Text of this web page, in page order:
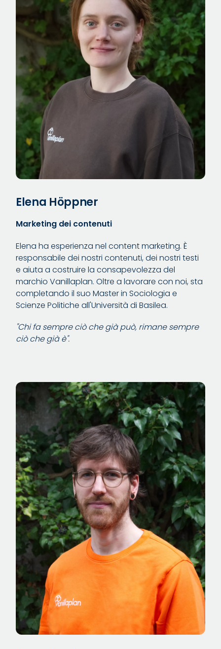
Elena Höppner
Marketing dei contenuti
Elena ha esperienza nel content marketing. È
responsabile dei nostri contenuti, dei nostri testi
e aiuta a costruire la consapevolezza del
marchio Vanillaplan. Oltre a lavorare con noi, sta
completando il suo Master in Sociologia e
Scienze Politiche all'Università di Basilea.
"Chi fa sempre ciò che già può, rimane sempre
ciò che già è".